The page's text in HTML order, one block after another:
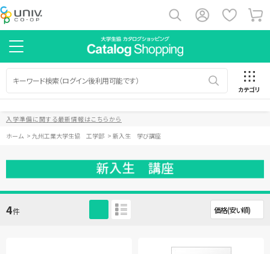
カテゴリ
入学準備に関する最新情報はこちらから
ホーム > 九州工業大学生協 工学部 > 新入生 学び講座
4件